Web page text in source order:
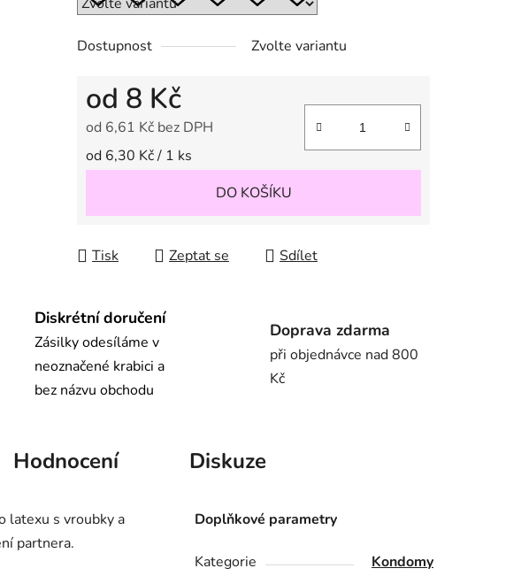
Dostupnost Zvolte variantu
od 8 Kč
od 6,61 Kč bez DPH
Měrná cena:
od 6,30 Kč / 1 ks
DO KOŠÍKU
Tisk Zeptat se Sdílet
Diskrétní doručení
Zásilky odesíláme v
neoznačené krabici a
bez názvu obchodu
Doprava zdarma
při objednávce nad 800
Kč
Hodnocení Diskuze
latexu s vroubky a
partnera.
Doplňkové parametry
Kategorie
Kondomy